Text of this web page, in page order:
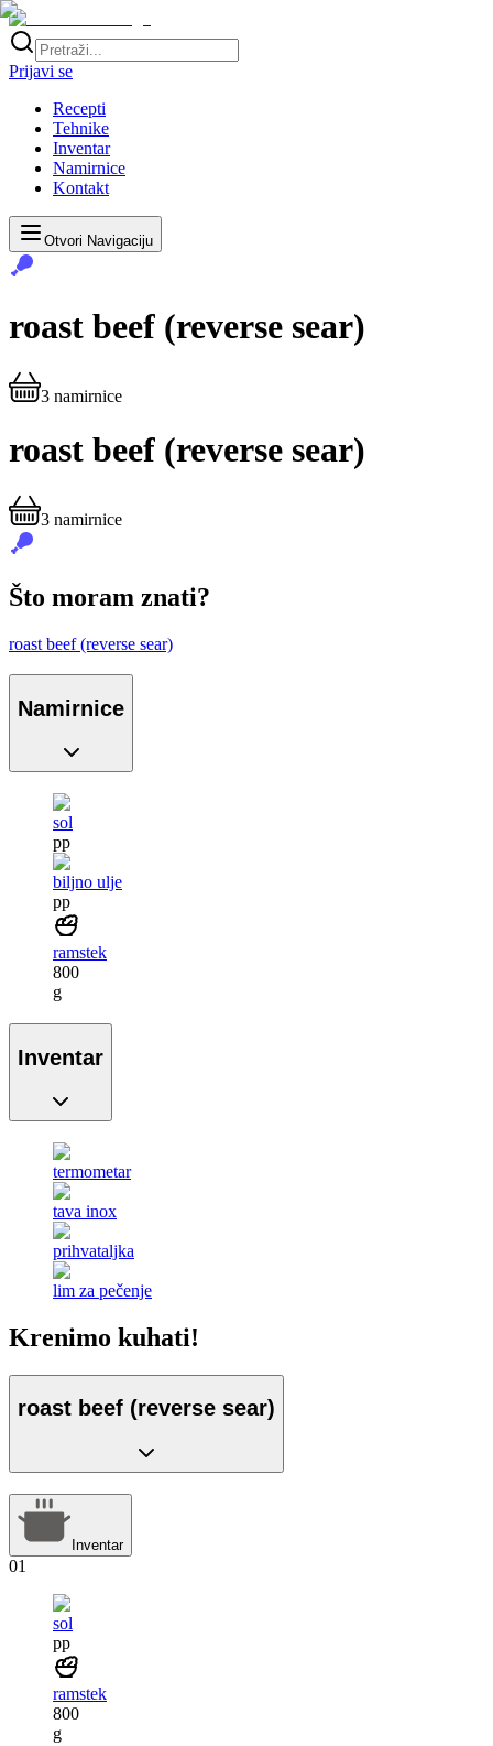
Prijavi se
Recepti
Tehnike
Inventar
Namirnice
Kontakt
Otvori Navigaciju
roast beef (reverse sear)
3 namirnice
roast beef (reverse sear)
3 namirnice
Što moram znati?
roast beef (reverse sear)
Namirnice
sol
pp
biljno ulje
pp
ramstek
800
g
Inventar
termometar
tava inox
prihvataljka
lim za pečenje
Krenimo kuhati!
roast beef (reverse sear)
Inventar
01
sol
pp
ramstek
800
g